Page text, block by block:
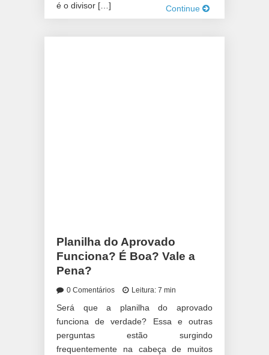
é o divisor […]
Continue
Planilha do Aprovado
Funciona? É Boa? Vale a
Pena?
0 Comentários Leitura: 7 min
Será que a planilha do aprovado
funciona de verdade? Essa e outras
perguntas estão surgindo
frequentemente na cabeça de muitos